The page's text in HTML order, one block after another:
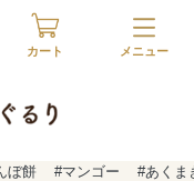
カート
ぼ餅 #マンゴー #あくま